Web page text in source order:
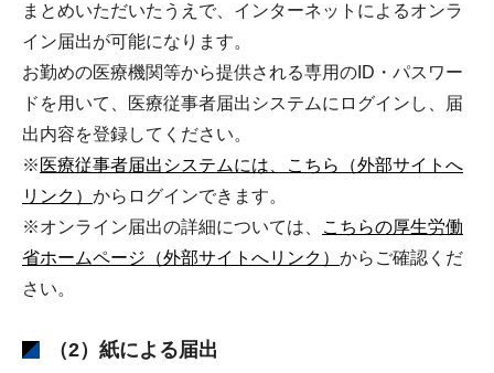
まとめいただいたうえで、インターネットによるオンラ
イン届出が可能になります。
お勤めの医療機関等から提供される専用のID・パスワー
ドを用いて、医療従事者届出システムにログインし、届
出内容を登録してください。
※ 医療従事者届出システムには、こちら（外部サイトへ
リンク） からログインできます。
※オンライン届出の詳細については、
こちらの厚生労働
省ホームページ（外部サイトへリンク） からご確認くだ
さい。
（2）紙による届出